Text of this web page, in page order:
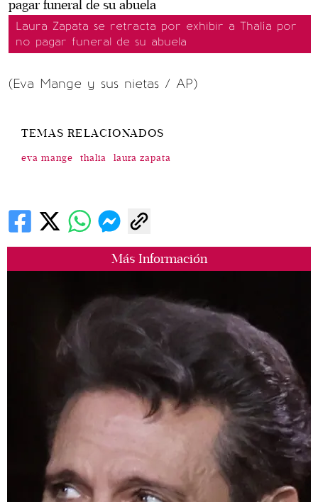
Más Información
Laura Zapata se retracta por exhibir a Thalía por
no pagar funeral de su abuela
(Eva Mange y sus nietas / AP)
TEMAS RELACIONADOS
eva mange thalia laura zapata